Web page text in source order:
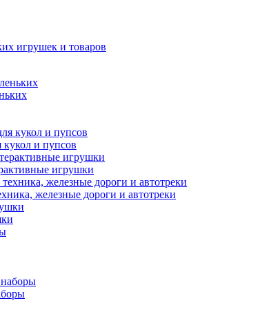
кукол и пупсов
игрушки
железные дороги и автотреки